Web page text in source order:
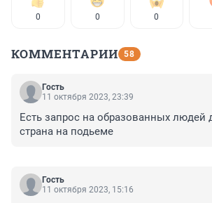
0 0 0
КОММЕНТАРИИ 58
Гость
11 октября 2023, 23:39
Есть запрос на образованных
страна на подьеме
Гость
11 октября 2023, 15:16